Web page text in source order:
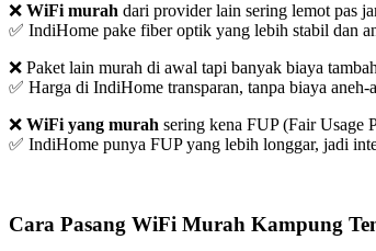
❌ WiFi murah dari provider lain sering lemot pas
✅ IndiHome pake fiber optik yang lebih stabil dan
❌ Paket lain murah di awal tapi banyak biaya
✅ Harga di IndiHome transparan, tanpa biaya aneh-
❌ WiFi yang murah sering kena FUP (Fair Usage
✅ IndiHome punya FUP yang lebih longgar, jadi
Cara Pasang WiFi Murah Kampung